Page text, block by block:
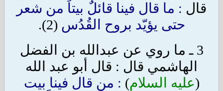
قال : ما قال فينا قائلٌ بيتاً من شعر
حتى يؤيّد بروح القُدُس (2).
3 ـ ما روي عن عبدالله بن الفضل
الهاشمي قال : قال أبو عبد الله
(عليه السلام) : من قال فينا بيت